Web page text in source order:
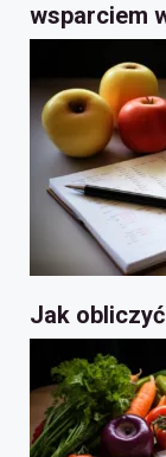
wsparciem
Jak